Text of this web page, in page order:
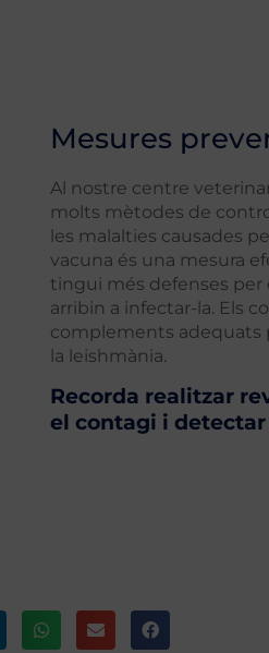
Mesures
Al nostre centre
molts mètodes de
les malalties causades
vacuna és una mesura
tingui més defenses per
arribin a infectar-la. Els
complements adequats
la leishmània.
Recorda realitzar
el contagi i